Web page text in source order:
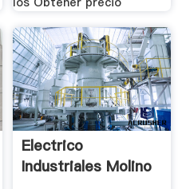
Electrico
Industriales Molino